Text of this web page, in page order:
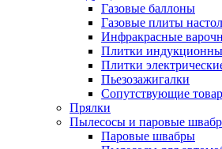
Газовые баллоны
Газовые плиты
Инфракрасные
Плитки
Плитки
Пьезозажигалки
Сопутствующие
Прялки
Пылесосы и паровые
Паровые швабры